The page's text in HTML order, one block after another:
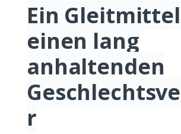
Ein
einen lang
anhaltenden
r